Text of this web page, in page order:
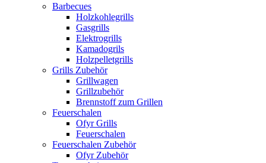
Barbecues
Holzkohlegrills
Gasgrills
Elektrogrills
Kamadogrils
Holzpelletgrills
Grills Zubehör
Grillwagen
Grillzubehör
Brennstoff zum Grillen
Feuerschalen
Ofyr Grills
Feuerschalen
Feuerschalen Zubehör
Ofyr Zubehör